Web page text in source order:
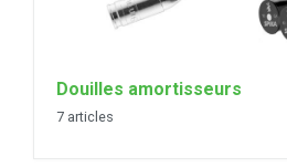
Douilles amortisseurs
7 articles